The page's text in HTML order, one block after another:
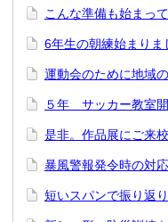
こんな準備も始まっ
6年生の朝練始まりま
運動会のために地域
５年 サッカー教室開
是非。作品展にご来校
暴風警報発令時の対
短いスパンで振り返